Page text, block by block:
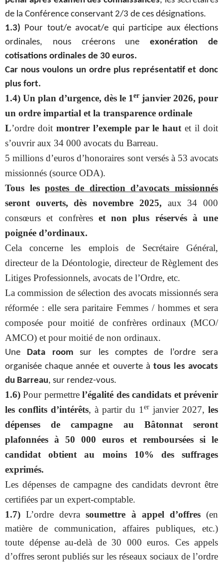
de la Conférence conservant 2/3 de ces désignations.
1.3) Pour tout/e avocat/e qui participe aux élections
ordinales, nous créerons uneexonération de
cotisations ordinales de 30 euros.
Car nous voulons un ordre plus représentatif et donc
plus fort.
1.4) Un plan d’urgence, dès le 1 er janvier 2026, pour
un ordre impartial et la transparence ordinale
L’ordre doit montrer l’exemple par le hautet il doit
s’ouvrir aux 34 000 avocats du Barreau.
5 millions d’euros d’honoraires sont versés à 53 avocats
missionnés (source ODA).
Tous lespostes de direction d’avocats missionnés
seront ouverts, dès novembre 2025, aux 34 000
consœurs et confrèreset non plus réservés à une
poignée d’ordinaux.
Cela concerne les emplois de Secrétaire Général,
directeur de la Déontologie, directeur de Règlement des
Litiges Professionnels, avocats de l’Ordre, etc.
La commission de sélection des avocats missionnés sera
réformée : elle sera paritaire Femmes / hommes et sera
composée pour moitié de confrères ordinaux (MCO/
AMCO) et pour moitié de non ordinaux.
Une Data roomsur les comptes de l’ordre sera
organisée chaque année et ouverte à tous les avocats
du Barreau, sur rendez-vous.
1.6) Pour permettrel’égalité des candidats et prévenir
les conflits d’intérêts, à partir du 1 er janvier 2027, les
dépenses de campagne au Bâtonnat seront
plafonnées à 50 000 euros et remboursées si le
candidat obtient au moins 10% des suffrages
exprimés.
Les dépenses de campagne des candidats devront être
certifiées par un expert-comptable.
1.7) L’ordre devrasoumettre à appel d’offres(en
matière de communication, affaires publiques, etc.)
toute dépense au-delà de 30 000 euros. Ces appels
d’offres seront publiés sur les réseaux sociaux de l’ordre